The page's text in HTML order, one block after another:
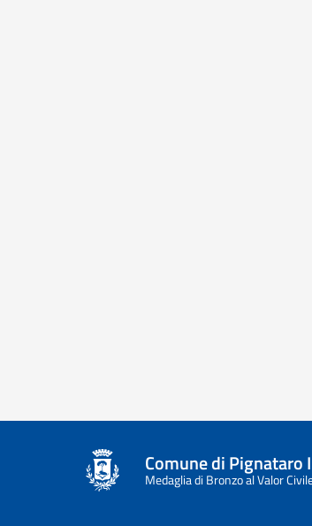
Comune di Pignataro
Medaglia di Bronzo al Valor